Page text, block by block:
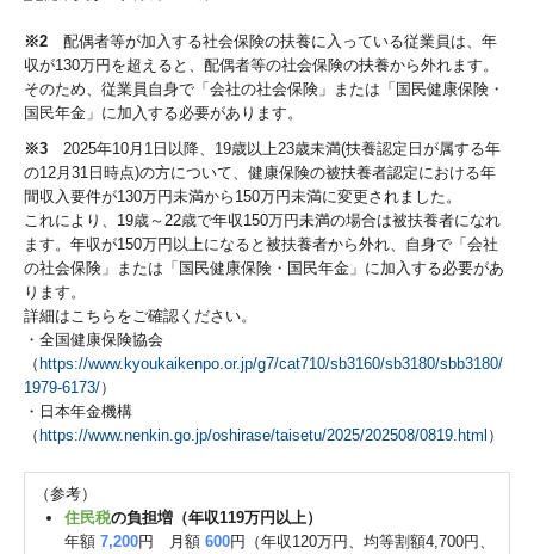
※2 配偶者等が加入する社会保険の扶養に入っている従業員は、年
収が130万円を超えると、配偶者等の社会保険の扶養から外れます。
そのため、従業員自身で「会社の社会保険」または「国民健康保険・
国民年金」に加入する必要があります。
※3 2025年10月1日以降、19歳以上23歳未満(扶養認定日が属する年
の12月31日時点)の方について、健康保険の被扶養者認定における年
間収入要件が130万円未満から150万円未満に変更されました。
これにより、19歳～22歳で年収150万円未満の場合は被扶養者になれ
ます。年収が150万円以上になると被扶養者から外れ、自身で「会社
の社会保険」または「国民健康保険・国民年金」に加入する必要があ
ります。
詳細はこちらをご確認ください。
・全国健康保険協会
（ https://www.kyoukaikenpo.or.jp/g7/cat710/sb3160/sb3180/sbb3180/
1979-6173/）
・日本年金機構
（ https://www.nenkin.go.jp/oshirase/taisetu/2025/202508/0819.html ）
（参考）
住民税の負担増（年収119万円以上）
年額 7,200円 月額 600円（年収120万円、均等割額4,700円、